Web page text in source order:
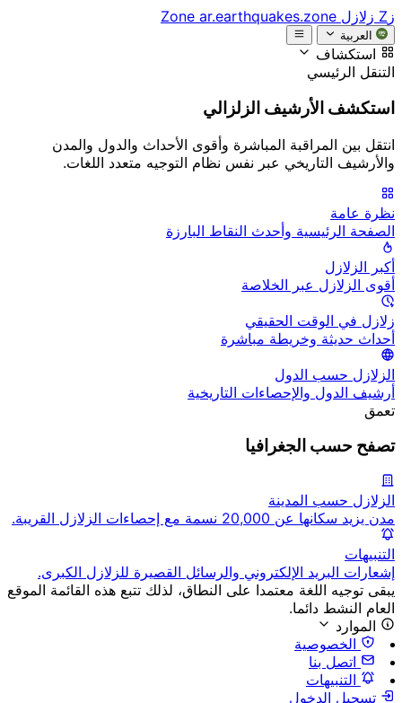
زZ زلازل Zone ar.earthquakes.zone
العربية
استكشاف
التنقل الرئيسي
استكشف الأرشيف الزلزالي
انتقل بين المراقبة المباشرة وأقوى الأحداث والدول والمدن
والأرشيف التاريخي عبر نفس نظام التوجيه متعدد اللغات.
نظرة عامة
الصفحة الرئيسية وأحدث النقاط البارزة
أكبر الزلازل
أقوى الزلازل عبر الخلاصة
زلازل في الوقت الحقيقي
أحداث حديثة وخريطة مباشرة
الزلازل حسب الدول
أرشيف الدول والإحصاءات التاريخية
تعمق
تصفح حسب الجغرافيا
الزلازل حسب المدينة
مدن يزيد سكانها عن 20,000 نسمة مع إحصاءات الزلازل القريبة.
التنبيهات
إشعارات البريد الإلكتروني والرسائل القصيرة للزلازل الكبرى.
يبقى توجيه اللغة معتمدا على النطاق، لذلك تتبع هذه القائمة الموقع
العام النشط دائما.
الموارد
الخصوصية
اتصل بنا
التنبيهات
تسجيل الدخول